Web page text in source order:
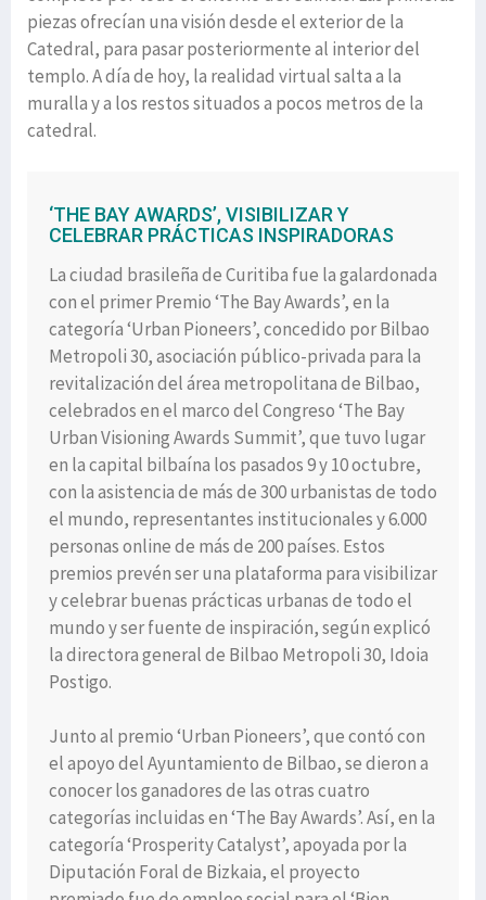
piezas ofrecían una visión desde el exterior de la
Catedral, para pasar posteriormente al interior del
templo. A día de hoy, la realidad virtual salta a la
muralla y a los restos situados a pocos metros de la
catedral.
‘THE BAY AWARDS’, VISIBILIZAR Y
CELEBRAR PRÁCTICAS INSPIRADORAS
La ciudad brasileña de Curitiba fue la galardonada
con el primer Premio ‘The Bay Awards’, en la
categoría ‘Urban Pioneers’, concedido por Bilbao
Metropoli 30, asociación público-privada para la
revitalización del área metropolitana de Bilbao,
celebrados en el marco del Congreso ‘The Bay
Urban Visioning Awards Summit’, que tuvo lugar
en la capital bilbaína los pasados 9 y 10 octubre,
con la asistencia de más de 300 urbanistas de todo
el mundo, representantes institucionales y 6.000
personas online de más de 200 países. Estos
premios prevén ser una plataforma para visibilizar
y celebrar buenas prácticas urbanas de todo el
mundo y ser fuente de inspiración, según explicó
la directora general de Bilbao Metropoli 30, Idoia
Postigo.
Junto al premio ‘Urban Pioneers’, que contó con
el apoyo del Ayuntamiento de Bilbao, se dieron a
conocer los ganadores de las otras cuatro
categorías incluidas en ‘The Bay Awards’. Así, en la
categoría ‘Prosperity Catalyst’, apoyada por la
Diputación Foral de Bizkaia, el proyecto